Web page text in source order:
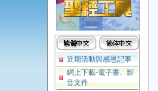
近期活動與感恩記事
網上下載-電子書、影
音文件